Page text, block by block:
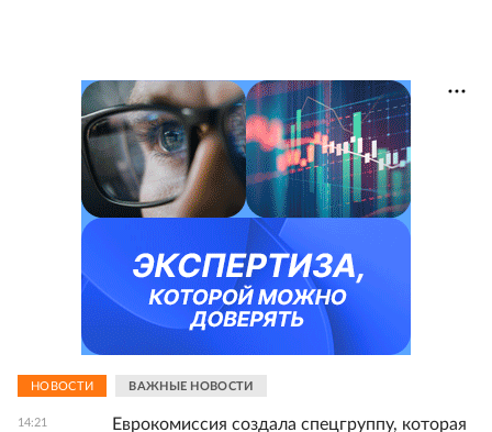
НОВОСТИ ВАЖНЫЕ НОВОСТИ
14:21
Еврокомиссия создала спецгруппу, которая